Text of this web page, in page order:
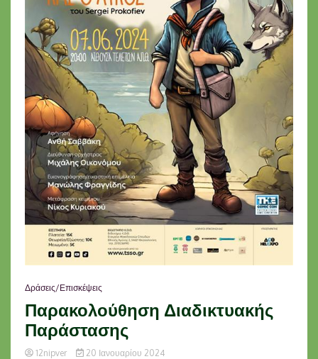
Δράσεις/Επισκέψεις
Παρακολούθηση Διαδικτυακής
Παράστασης
12nipver 20 Ιανουαρίου 2024